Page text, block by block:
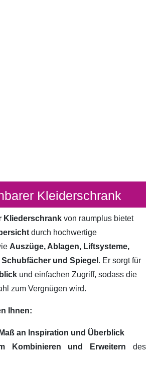
Kleiderschrank
Kliederschrankvon raumplus bietet
durch hochwertige
Auszüge, Ablagen, Liftsysteme,
und Spiegel . Er sorgt für
und einfachen Zugriff, sodass die
zum Vergnügen wird.
Ihnen:
an Inspiration und Überblick
Kombinieren und Erweitern des